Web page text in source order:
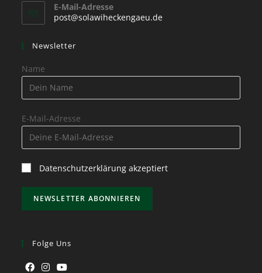
E-Mail-Adresse
post@solawiheckengaeu.de
Newsletter
Name
E-Mail-Adresse
Datenschutzerklärung akzeptiert
Folge Uns